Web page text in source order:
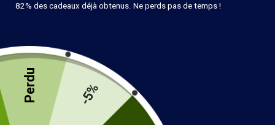
82% des cadeaux déjà obtenus. Ne perds pas de temps !
Perdu -5%